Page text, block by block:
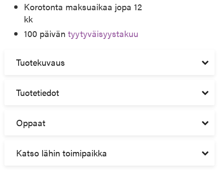
Korotonta maksuaikaa jopa 12
kk
100 päiväntyytyväisyystakuu
Tuotekuvaus
Tuotetiedot
Oppaat
Katso lähin toimipaikka